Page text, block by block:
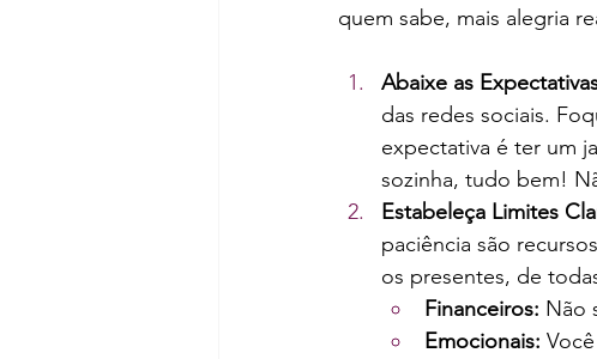
quem sabe, mais alegria
Abaixe as
das redes sociais.
expectativa é ter um
sozinha, tudo bem!
Estabeleça Limites
paciência são
os presentes, de
Financeiros: Não
Emocionais: